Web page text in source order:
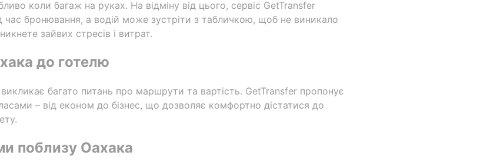
коли багаж на руках. На відміну від цього, сервіс GetTransfer
час бронювання, а водій може зустріти з табличкою, щоб не виникало
зайвих стресів і витрат.
до готелю
багато питань про маршрути та вартість. GetTransfer пропонує
– від економ до бізнес, що дозволяє комфортно дістатися до
поблизу Оахака